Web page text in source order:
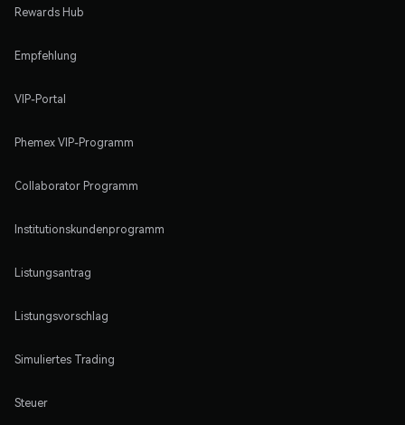
Rewards Hub
Empfehlung
VIP-Portal
Phemex VIP-Programm
Collaborator Programm
Institutionskundenprogramm
Listungsantrag
Listungsvorschlag
Simuliertes Trading
Steuer